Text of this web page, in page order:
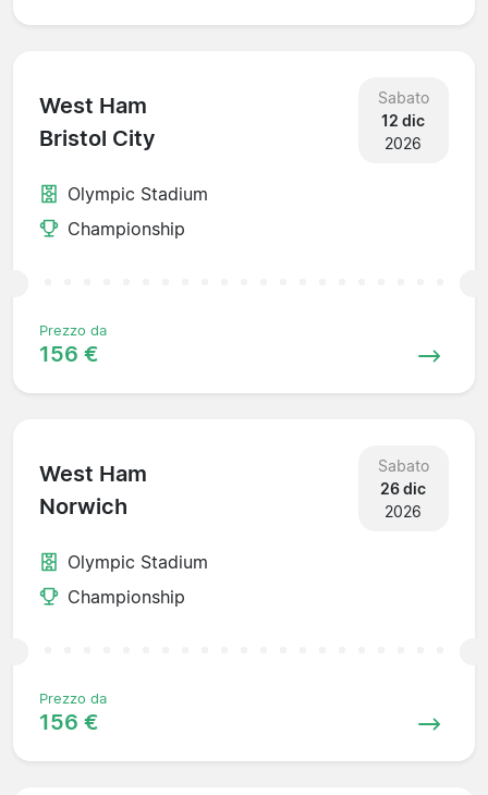
West Ham
Bristol City
Sabato
12 dic
2026
Olympic Stadium
Championship
Prezzo da
156 €
West Ham
Norwich
Sabato
26 dic
2026
Olympic Stadium
Championship
Prezzo da
156 €